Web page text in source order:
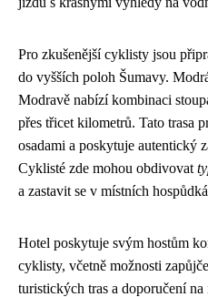
Pro zkušenější cyklisty jsou
do vyšších poloh Šumavy.
Modravě nabízí kombinaci
přes třicet kilometrů. Tato trasa
osadami a poskytuje autentický
Cyklisté zde mohou obdivovat
a zastavit se v místních
Hotel poskytuje svým hostům
cyklisty, včetně možnosti
turistických tras a doporučení